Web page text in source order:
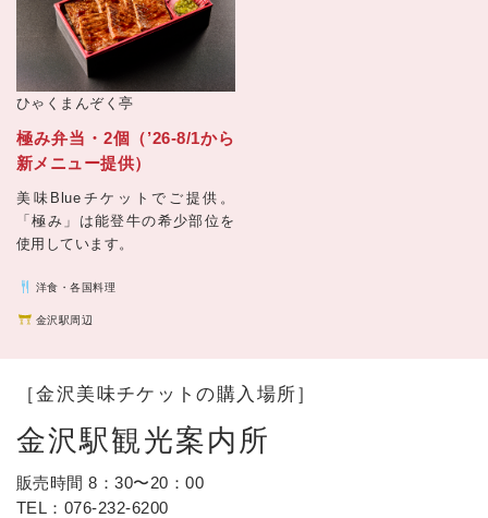
ひゃくまんぞく亭
極み弁当・2個（’26-8/1から
新メニュー提供）
美味Blueチケットでご提供。
「極み」は能登牛の希少部位を
使用しています。
洋食・各国料理
金沢駅周辺
［金沢美味チケットの購入場所］
金沢駅観光案内所
販売時間 8：30〜20：00
TEL： 076-232-6200